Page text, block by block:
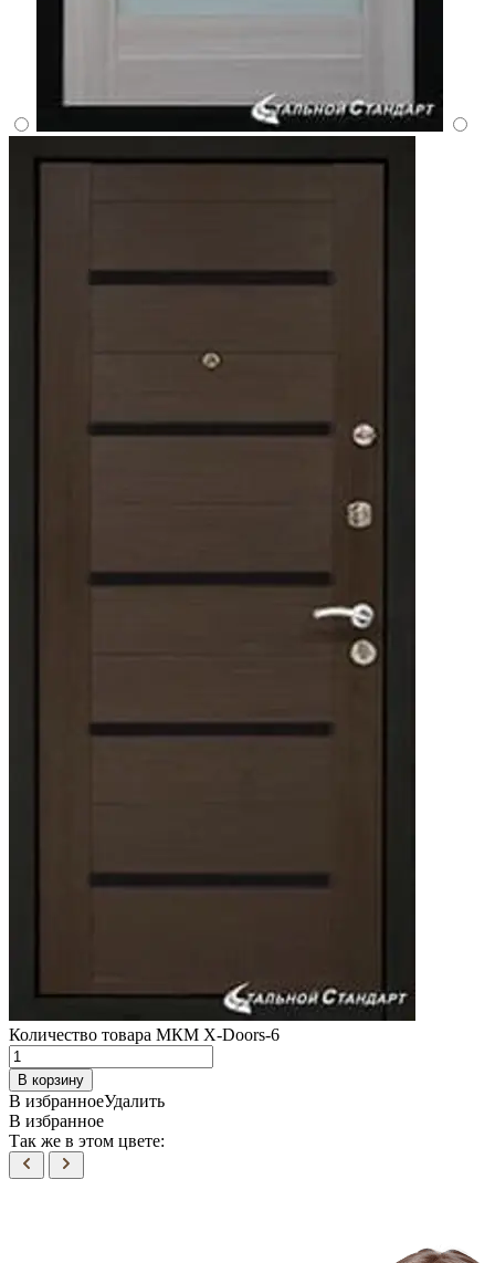
Количество товара МКМ X-Doors-6
В корзину
В избранноеУдалить
В избранное
Так же в этом цвете: